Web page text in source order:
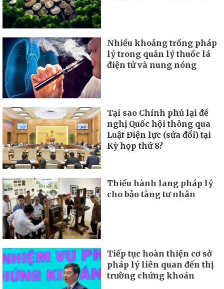
Nhiều khoảng trống pháp
lý trong quản lý thuốc lá
điện tử và nung nóng
Tại sao Chính phủ lại đề
nghị Quốc hội thông qua
Luật Điện lực (sửa đổi) tại
Kỳ họp thứ 8?
Thiếu hành lang pháp lý
cho bảo tàng tư nhân
Tiếp tục hoàn thiện cơ sở
pháp lý liên quan đến thị
trường chứng khoán